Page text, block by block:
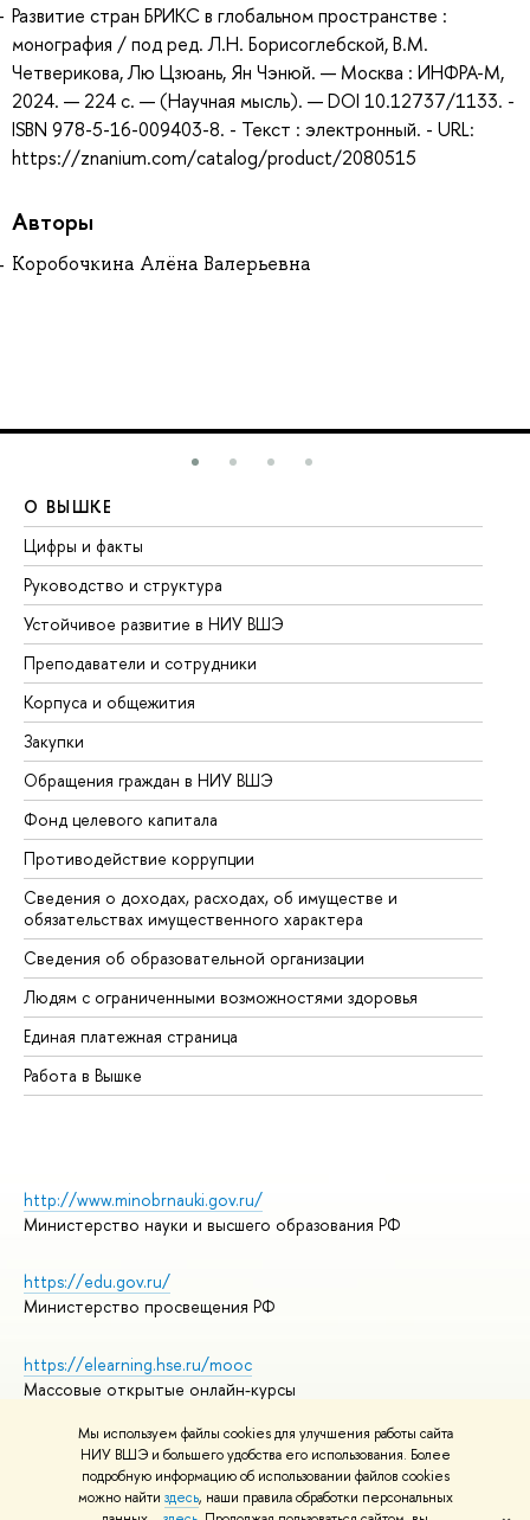
Мы используем файлы cookies для улучшения работы сайта
НИУ ВШЭ и большего удобства его использования. Более
подробную информацию об использовании файлов cookies
можно найти здесь, наши правила обработки персональных
Развитие стран БРИКС в глобальном пространстве :
монография / под ред. Л.Н. Борисоглебской, В.М.
Четверикова, Лю Цзюань, Ян Чэнюй. — Москва : ИНФРА-М,
2024. — 224 с. — (Научная мысль). — DOI 10.12737/1133. -
ISBN 978-5-16-009403-8. - Текст : электронный. - URL:
https://znanium.com/catalog/product/2080515
Авторы
Коробочкина Алёна Валерьевна
О ВЫШКЕ
Цифры и факты
Руководство и структура
Устойчивое развитие в НИУ ВШЭ
Преподаватели и сотрудники
Корпуса и общежития
Закупки
Обращения граждан в НИУ ВШЭ
Фонд целевого капитала
Противодействие коррупции
Сведения о доходах, расходах, об имуществе и
обязательствах имущественного характера
Сведения об образовательной организации
Людям с ограниченными возможностями здоровья
Единая платежная страница
Работа в Вышке
http://www.minobrnauki.gov.ru/
Министерство науки и высшего образования РФ
https://edu.gov.ru/
Министерство просвещения РФ
https://elearning.hse.ru/mooc
Массовые открытые онлайн-курсы
© НИУ ВШЭ 1993–2026
Адреса и контакты
Условия использования материалов